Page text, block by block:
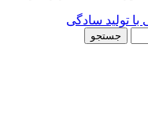
تولید سادگی